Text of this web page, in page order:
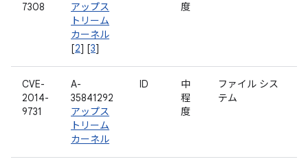
7308
アップス
トリーム
カーネル
[2] [3]
度
CVE-
2014-
9731
A-
35841292
アップス
トリーム
カーネル
ID
中
程
度
ファイル シス
テム